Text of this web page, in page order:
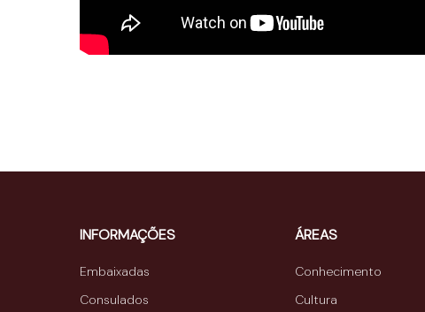
INFORMAÇÕES
Embaixadas
Consulados
ÁREAS
Conhecimento
Cultura